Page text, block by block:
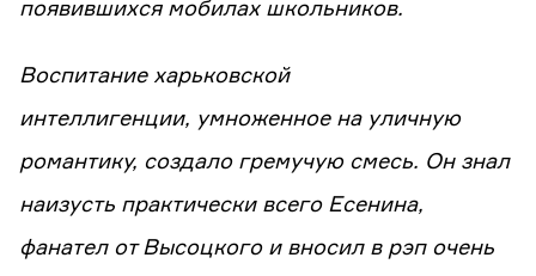
появившихся мобилах школьников.
Воспитание харьковской
интеллигенции, умноженное на уличную
романтику, создало гремучую смесь. Он знал
наизусть практически всего Есенина,
фанател от Высоцкого и вносил в рэп очень